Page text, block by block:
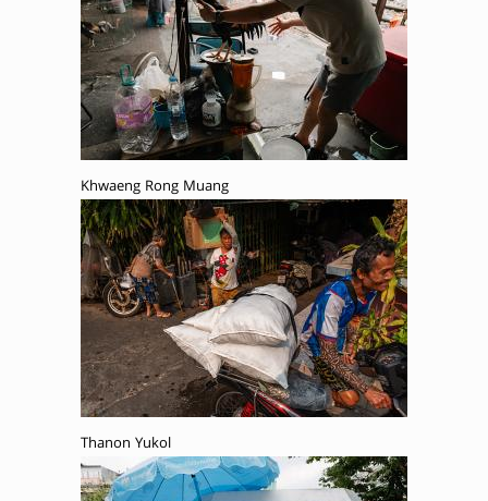
Khwaeng Rong Muang
Thanon Yukol